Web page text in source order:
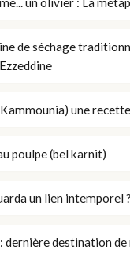
de séchage
une
poulpe (bel karnit)
un lien intemporel ?
dernière destination de